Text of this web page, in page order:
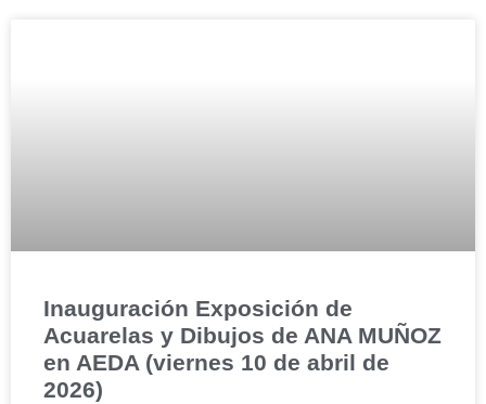
Inauguración Exposición de
Acuarelas y Dibujos de ANA MUÑOZ
en AEDA (viernes 10 de abril de
2026)